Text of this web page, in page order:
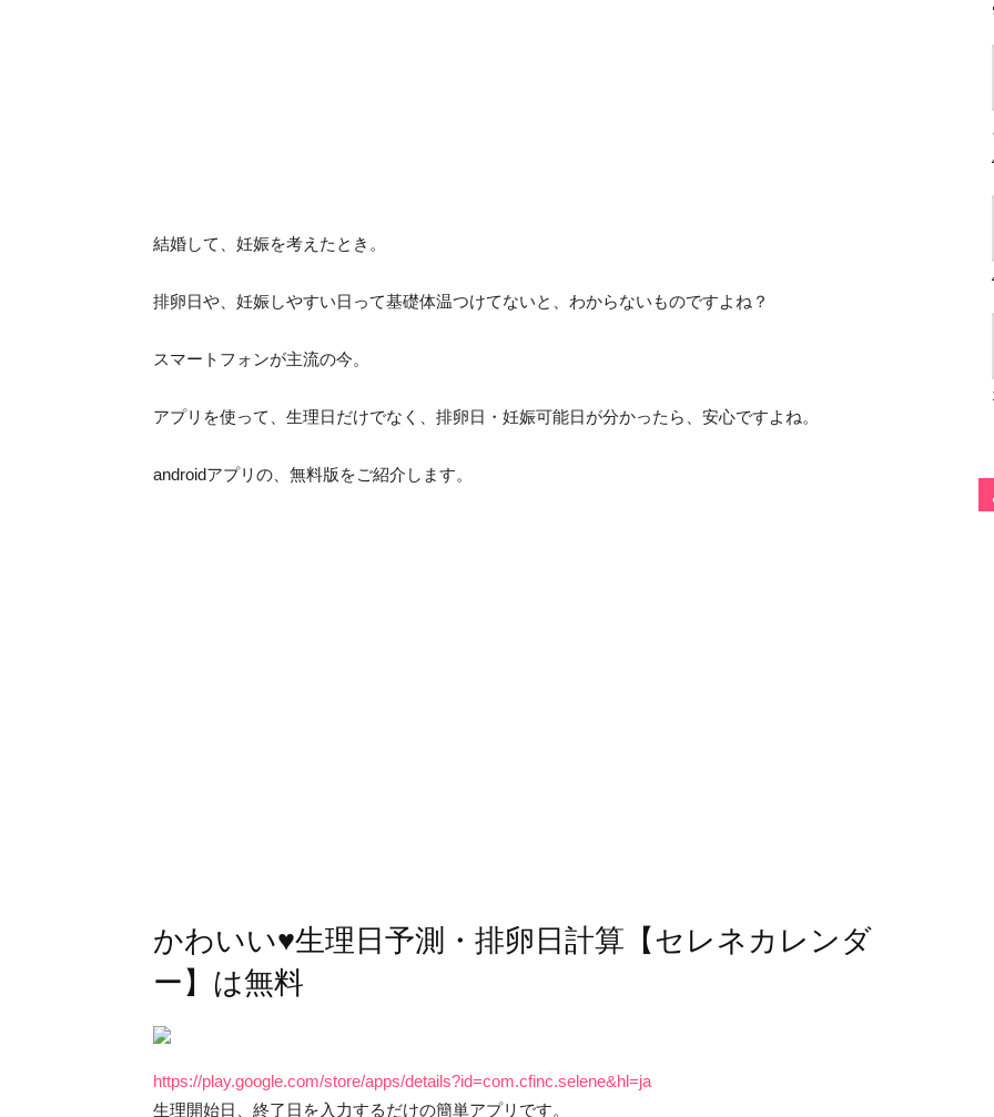
結婚して、妊娠を考えたとき。
排卵日や、妊娠しやすい日って基礎体温つけてないと、わからないものですよね？
スマートフォンが主流の今。
アプリを使って、生理日だけでなく、排卵日・妊娠可能日が分かったら、安心ですよね。
androidアプリの、無料版をご紹介します。
かわいい♥︎生理日予測・排卵日計算【セレネカレンダ
ー】は無料
https://play.google.com/store/apps/details?id=com.cfinc.selene&hl=ja
生理開始日、終了日を入力するだけの簡単アプリです。